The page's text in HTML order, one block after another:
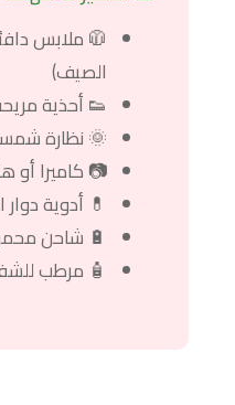
🧥 ملابس
الصيف)
👟 أحذية
🌞 نظارة
📷 كاميرا أو
💊 أدوية دوار
🔋 شاحن
🧴 مرطب